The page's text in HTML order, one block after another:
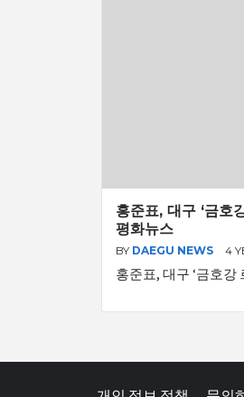
홍준표, 대구 ‘금호
평화뉴스
BY DAEGU NEWS 4
홍준표, 대구 ‘금호